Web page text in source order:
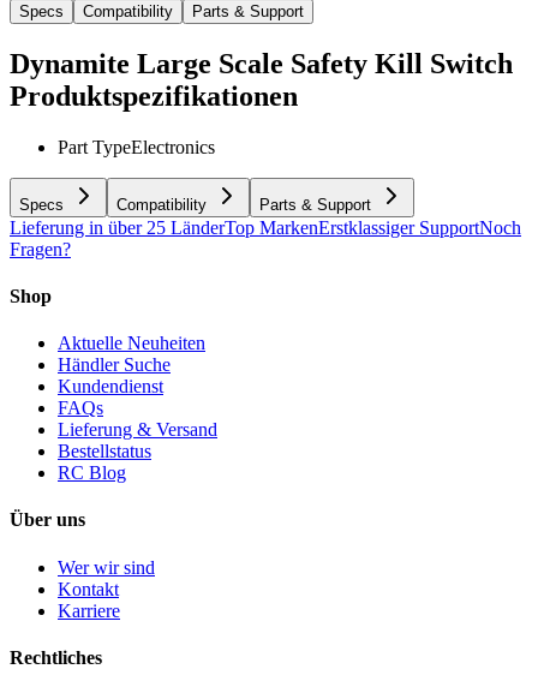
Specs Compatibility Parts & Support
Dynamite Large Scale Safety Kill Switch
Produktspezifikationen
Part TypeElectronics
Specs Compatibility Parts & Support
Lieferung in über 25 LänderTop MarkenErstklassiger SupportNoch
Fragen?
Shop
Aktuelle Neuheiten
Händler Suche
Kundendienst
FAQs
Lieferung & Versand
Bestellstatus
RC Blog
Über uns
Wer wir sind
Kontakt
Karriere
Rechtliches